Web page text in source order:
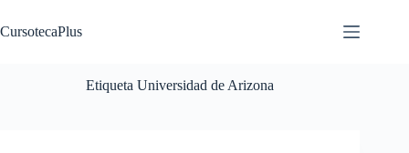
al
contenido
CursotecaPlus
Etiqueta Universidad de Arizona